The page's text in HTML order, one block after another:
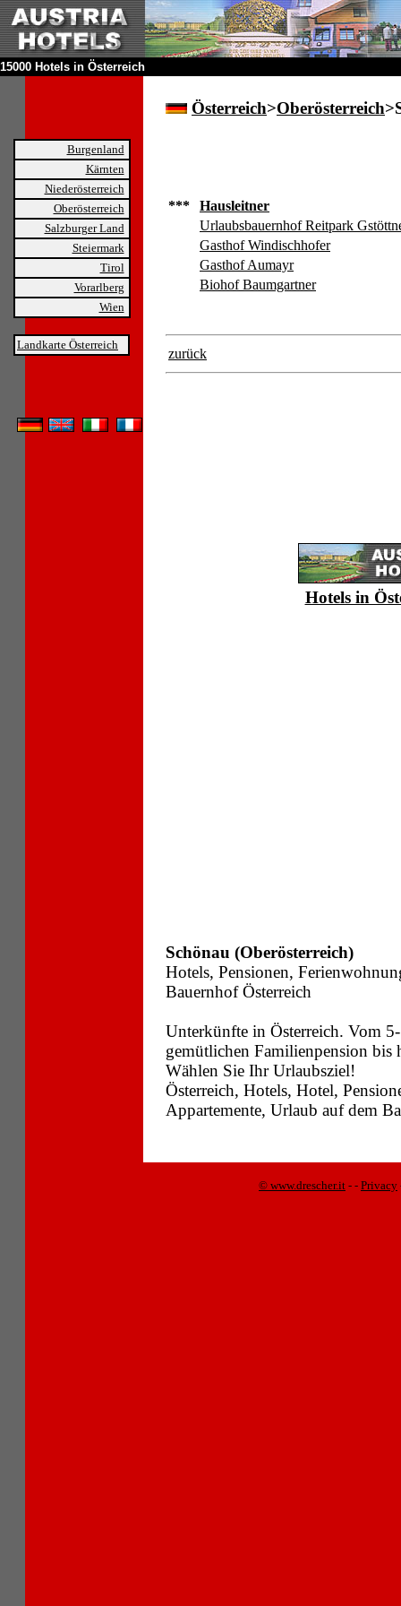
15000 Hotels in Österreich
Burgenland
Kärnten
Niederösterreich
Oberösterreich
Salzburger Land
Steiermark
Tirol
Vorarlberg
Wien
Landkarte Österreich
Österreich>Oberösterreich
***
Hausleitner
Urlaubsbauernhof Reitpark
Gasthof Windischhofer
Gasthof Aumayr
Biohof Baumgartner
zurück
Hotels in
Schönau (Oberösterreich)
Hotels, Pensionen,
Bauernhof Österreich
Unterkünfte in Österreich. Vom
gemütlichen Familienpension
Wählen Sie Ihr Urlaubsziel!
Österreich, Hotels, Hotel,
Appartemente, Urlaub auf dem
© www.drescher.it - - Privacy